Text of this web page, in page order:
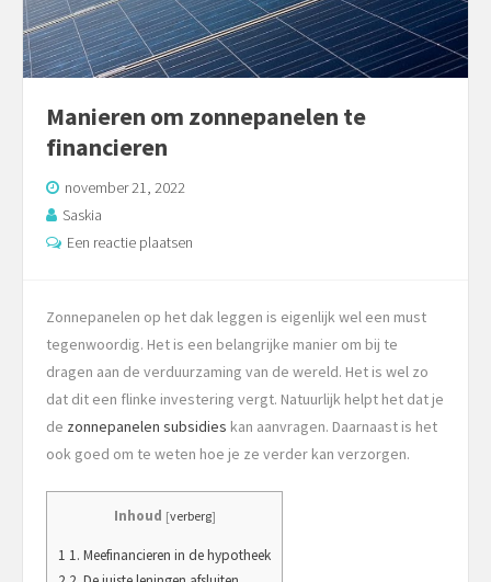
Manieren om zonnepanelen te
financieren
november 21, 2022
Saskia
Een reactie plaatsen
Zonnepanelen op het dak leggen is eigenlijk wel een must
tegenwoordig. Het is een belangrijke manier om bij te
dragen aan de verduurzaming van de wereld. Het is wel zo
dat dit een flinke investering vergt. Natuurlijk helpt het dat je
de zonnepanelen subsidies kan aanvragen. Daarnaast is het
ook goed om te weten hoe je ze verder kan verzorgen.
Inhoud [verberg]
1 1. Meefinancieren in de hypotheek